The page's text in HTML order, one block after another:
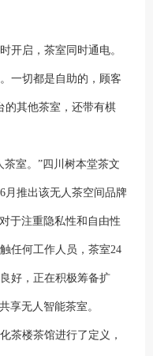
启，茶室同时通电。
一切都是自助的，顾客
的其他茶室，还带有棋
室。”四川树本堂茶文
月推出该无人茶空间品牌
于注重隐私性和自由性
任何工作人员，茶室24
好，正在积极筹备扩
享无人智能茶室。
楼茶馆进行了定义，